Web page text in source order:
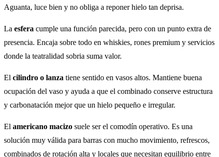
Aguanta, luce bien y no obliga a reponer hielo tan deprisa.
La esfera cumple una función parecida, pero con un punto extra de
presencia. Encaja sobre todo en whiskies, rones premium y servicios
donde la teatralidad sobria suma valor.
El cilindro o lanza tiene sentido en vasos altos. Mantiene buena
ocupación del vaso y ayuda a que el combinado conserve estructura
y carbonatación mejor que un hielo pequeño e irregular.
El americano macizo suele ser el comodín operativo. Es una
solución muy válida para barras con mucho movimiento, refrescos,
combinados de rotación alta y locales que necesitan equilibrio entre